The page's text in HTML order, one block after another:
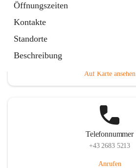
Öffnungszeiten
Kontakte
Standorte
Beschreibung
Auf Karte ansehen
Telefonnummer
+43 2683 5213
Anrufen